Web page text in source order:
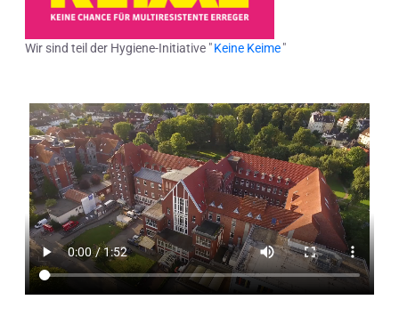
Wir sind teil der Hygiene-Initiative "Keine Keime"